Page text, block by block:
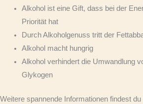
Alkohol ist eine Gift, dass bei der
Priorität hat
Durch Alkoholgenuss tritt der
Alkohol macht hungrig
Alkohol verhindert die Umwandlung
Glykogen
Weitere spannende Informationen findest